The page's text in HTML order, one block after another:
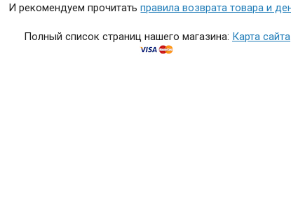
И рекомендуем прочитатьправила возврата товара и
Полный список страниц нашего магазина: Карта сайта